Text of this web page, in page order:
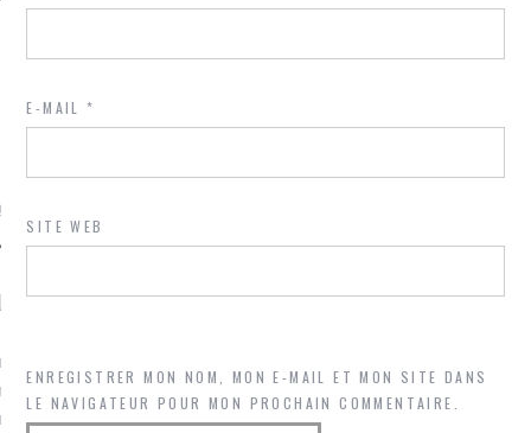
MOI SUR
@Isa_Monrozier
ARCACHON
je t'aime, my little bassin
comment ? "
E-MAIL*
SITE WEB
ENREGISTRER MON NOM, MON E-MAIL ET MON SITE DANS
LE NAVIGATEUR POUR MON PROCHAIN COMMENTAIRE.